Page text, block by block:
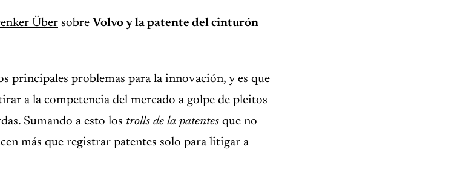
Über sobre Volvo y la patente del cinturón
principales problemas para la innovación, y es que
a la competencia del mercado a golpe de pleitos
Sumando a esto los trolls de la patentes que no
más que registrar patentes solo para litigar a